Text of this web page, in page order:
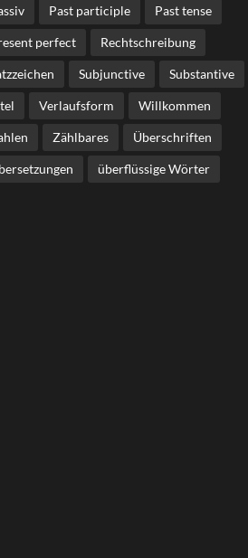
Past participle Past tense
perfect Rechtschreibung
Subjunctive Substantive
Verlaufsform Willkommen
Zählbares Überschriften
überflüssige Wörter